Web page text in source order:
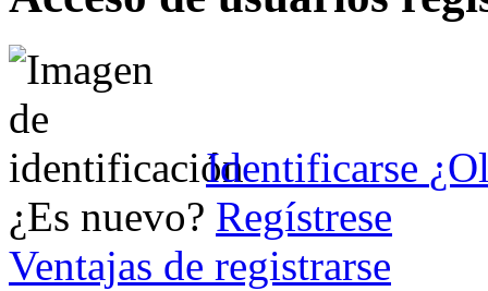
Identificarse
¿Es nuevo? Regístrese
Ventajas de registrarse